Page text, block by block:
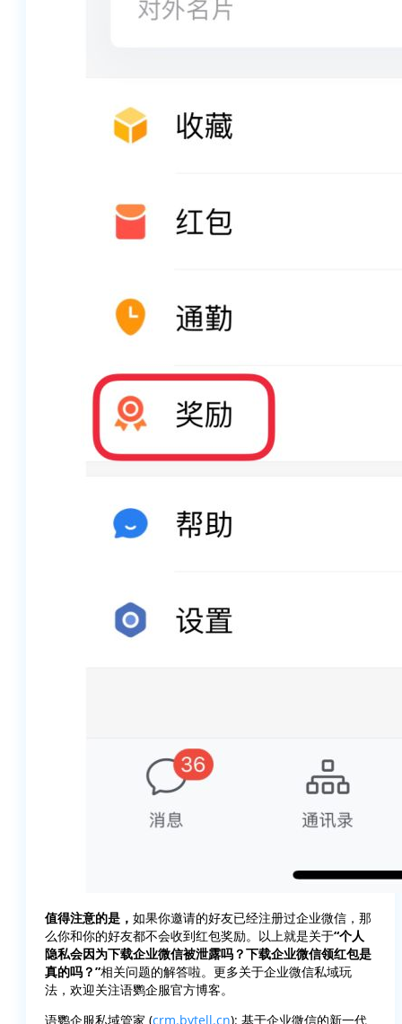
值得注意的是， 如果你邀请的好友已经注册过企业微信，那
么你和你的好友都不会收到红包奖励。以上就是关于“个人
隐私会因为下载企业微信被泄露吗？下载企业微信领红包是
真的吗？”相关问题的解答啦。更多关于企业微信私域玩
法，欢迎关注语鹦企服官方博客。
语鹦企服私域管家 (crm.bytell.cn): 基于企业微信的新一代